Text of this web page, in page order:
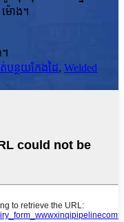
ម៉ោង។
។
ត់បន្ថយកែងដៃ, Welded